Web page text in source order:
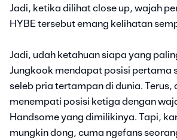
Jadi, ketika dilihat close up, wajah
HYBE tersebut emang kelihatan
Jadi, udah ketahuan siapa yang
Jungkook mendapat posisi pertama
seleb pria tertampan di dunia. Terus,
menempati posisi ketiga dengan
Handsome yang dimilikinya. Tapi,
mungkin dong, cuma ngefans